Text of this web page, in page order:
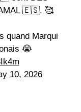
🇪🇸. 🥰
quand Marqui
😭
10, 2026